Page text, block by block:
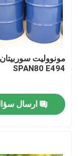
فیلم های
SPAN80 E494
ارسال